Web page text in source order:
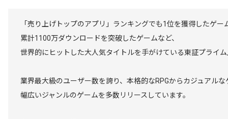
「売り上げトップのアプリ」ランキングでも1位を獲得したゲー
累計1100万ダウンロードを突破したゲームなど、
世界的にヒットした大人気タイトルを手がけている東証プライ
業界最大級のユーザー数を誇り、本格的なRPGからカジュアルな
幅広いジャンルのゲームを多数リリースしています。